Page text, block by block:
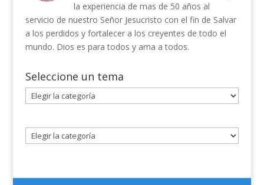
la experiencia de mas de 50 años al
servicio de nuestro Señor Jesucristo con el fin de Salvar
a los perdidos y fortalecer a los creyentes de todo el
mundo. Dios es para todos y ama a todos.
Seleccione un tema
Seleccione
un